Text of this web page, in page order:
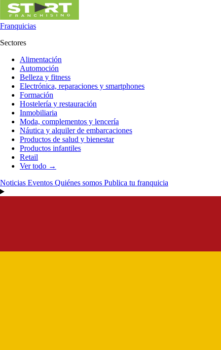
Franquicias
Sectores
Alimentación
Automoción
Belleza y fitness
Electrónica, reparaciones y smartphones
Formación
Hostelería y restauración
Inmobiliaria
Moda, complementos y lencería
Náutica y alquiler de embarcaciones
Productos de salud y bienestar
Productos infantiles
Retail
Ver todo →
Noticias Eventos Quiénes somos Publica tu franquicia